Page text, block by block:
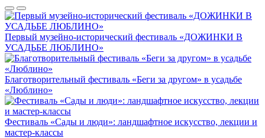
Первый музейно-исторический фестиваль «ДОЖИНКИ В
УСАДЬБЕ ЛЮБЛИНО»
Благотворительный фестиваль «Беги за другом» в усадьбе
«Люблино»
Фестиваль «Сады и люди»: ландшафтное искусство, лекции и
мастер-классы